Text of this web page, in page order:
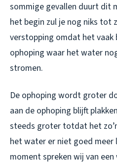
sommige gevallen duurt dit
het begin zul je nog niks tot
verstopping omdat het vaak
ophoping waar het water
stromen.
De ophoping wordt groter
aan de ophoping blijft
steeds groter totdat het
het water er niet goed meer
moment spreken wij van